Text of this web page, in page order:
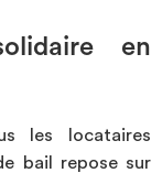
en
les locataires
bail repose sur